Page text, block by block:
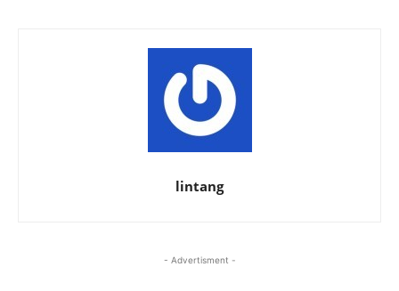
lintang
- Advertisment -